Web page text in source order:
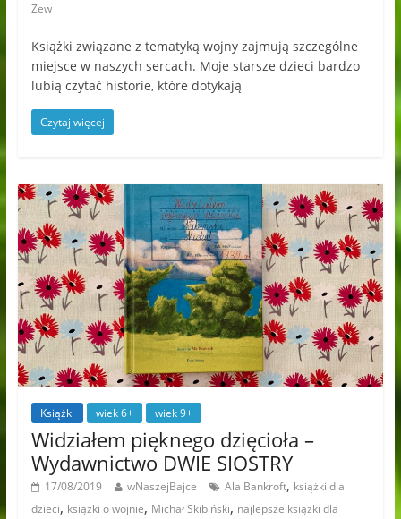
Zew
Książki związane z tematyką wojny zajmują szczególne
miejsce w naszych sercach. Moje starsze dzieci bardzo
lubią czytać historie, które dotykają
Czytaj więcej
Książki wiek 6+ wiek 9+
Widziałem pięknego dzięcioła –
Wydawnictwo DWIE SIOSTRY
17/08/2019 wNaszejBajce Ala Bankroft, książki dla
dzieci, książki o wojnie, Michał Skibiński, najlepsze książki dla